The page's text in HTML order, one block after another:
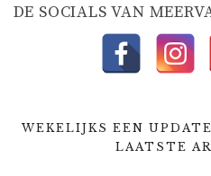
DE SOCIALS VAN
WEKELIJKS EEN
LAATSTE